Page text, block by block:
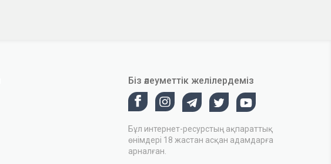
Біз әлеуметтік желілердеміз
Бұл интернет-ресурстың ақпараттық
өнімдері 18 жастан асқан адамдарға
арналған.